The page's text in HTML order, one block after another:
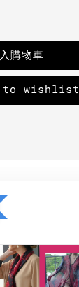
購物車
to wishlist